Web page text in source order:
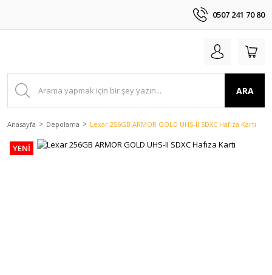
0507 241 70 80
ARA
Anasayfa Depolama Lexar 256GB ARMOR GOLD UHS-II SDXC Hafıza Kartı
YENİ